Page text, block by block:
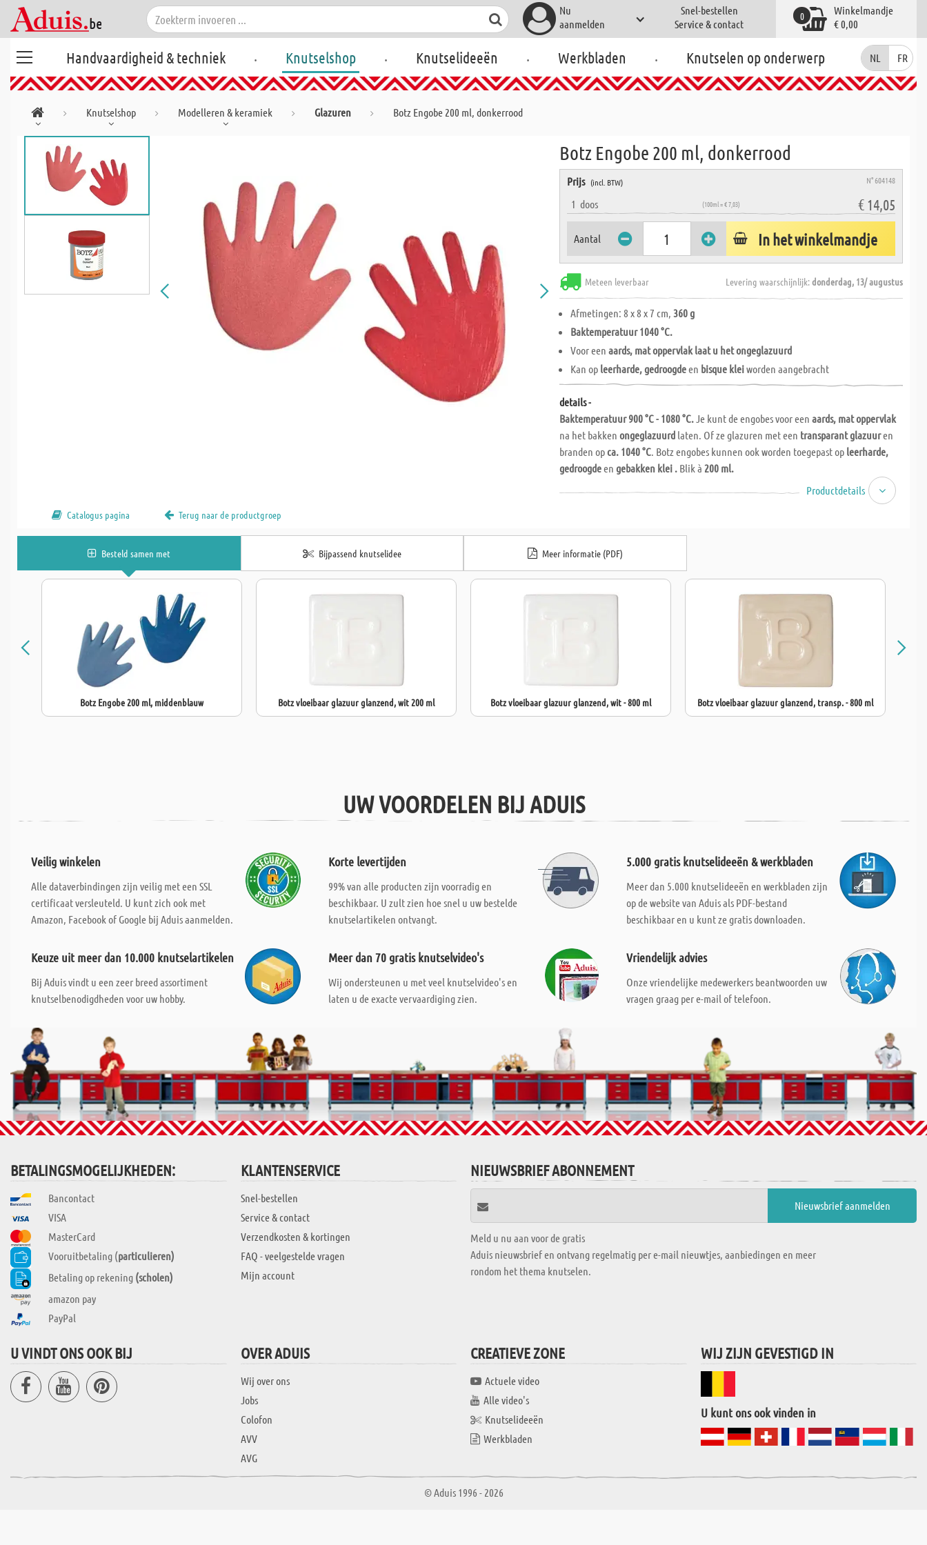
Nu
aanmelden
Snel-bestellen
Service & contact
Winkelmandje
€ 0,00
0
Handvaardigheid & techniek . Knutselshop . Knutselideeën . Werkbladen . Knutselen op onderwerp NL FR
Knutselshop Modelleren & keramiek Glazuren Botz Engobe 200 ml, donkerrood
Botz Engobe 200 ml, donkerrood
Prijs (incl. BTW) N° 604148
1doos (100ml = € 7,03) € 14,05
Aantal In het winkelmandje
Meteen leverbaar Levering waarschijnlijk:donderdag, 13/ augustus
Afmetingen: 8 x 8 x 7 cm, 360 g
Baktemperatuur 1040 °C.
Voor eenaards, mat oppervlak laat u het ongeglazuurd
Kan op leerharde, gedroogdeen bisque kleiworden aangebracht
details -
Baktemperatuur 900 °C - 1080 °C.Je kunt de engobes voor een aards, mat oppervlak
na het bakkenongeglazuurd laten. Of ze glazuren met een transparant glazuuren
branden opca. 1040 °C. Botz engobes kunnen ook worden toegepast op leerharde,
gedroogdeen gebakken klei . Blik à200 ml.
Productdetails
Catalogus pagina Terug naar de productgroep
Besteld samen met Bijpassend knutselidee Meer informatie (PDF)
Botz Engobe 200 ml, middenblauw Botz vloeibaar glazuur glanzend, wit 200 ml Botz vloeibaar glazuur glanzend, wit - 800 ml Botz vloeibaar glazuur glanzend, transp. - 800 ml
UW VOORDELEN BIJ ADUIS
Veilig winkelen
Alle dataverbindingen zijn veilig met een SSL
certificaat versleuteld. U kunt zich ook met
Amazon, Facebook of Google bij Aduis aanmelden.
Korte levertijden
99% van alle producten zijn voorradig en
beschikbaar. U zult zien hoe snel u uw bestelde
knutselartikelen ontvangt.
5.000 gratis knutselideeën & werkbladen
Meer dan 5.000 knutselideeën en werkbladen zijn
op de website van Aduis als PDF-bestand
beschikbaar en u kunt ze gratis downloaden.
Keuze uit meer dan 10.000 knutselartikelen
Bij Aduis vindt u een zeer breed assortiment
knutselbenodigdheden voor uw hobby.
Meer dan 70 gratis knutselvideo's
Wij ondersteunen u met veel knutselvideo's en
laten u de exacte vervaardiging zien.
Vriendelijk advies
Onze vriendelijke medewerkers beantwoorden uw
vragen graag per e-mail of telefoon.
BETALINGSMOGELIJKHEDEN:
Bancontact
VISA
MasterCard
Vooruitbetaling (particulieren)
Betaling op rekening (scholen)
amazon pay
PayPal
KLANTENSERVICE
Snel-bestellen
Service & contact
Verzendkosten & kortingen
FAQ - veelgestelde vragen
Mijn account
NIEUWSBRIEF ABONNEMENT
Meld u nu aan voor de gratis
Aduis nieuwsbrief en ontvang regelmatig per e-mail nieuwtjes, aanbiedingen en meer
rondom het thema knutselen.
U VINDT ONS OOK BIJ OVER ADUIS
Wij over ons
Jobs
Colofon
AVV
AVG
CREATIEVE ZONE
Actuele video
Alle video's
Knutselideeën
Werkbladen
WIJ ZIJN GEVESTIGD IN
U kunt ons ook vinden in
© Aduis 1996 - 2026